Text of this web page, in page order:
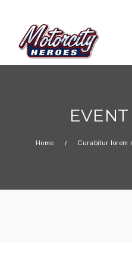
EVENT
Home Curabitur lorem